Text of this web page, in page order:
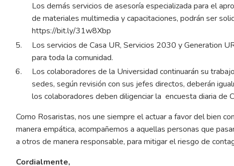
Los demás servicios de asesoría especializada para el
de materiales multimedia y capacitaciones, podrán ser
https://bit.ly/31w8Xbp
Los servicios de Casa UR, Servicios 2030 y Generation
para toda la comunidad.
Los colaboradores de la Universidad continuarán su
sedes, según revisión con sus jefes directos, deberán
los colaboradores deben diligenciar la encuesta diaria de
Como Rosaristas, nos une siempre el actuar a favor del bien
manera empática, acompañemos a aquellas personas que
a otros de manera responsable, para mitigar el riesgo de
Cordialmente,